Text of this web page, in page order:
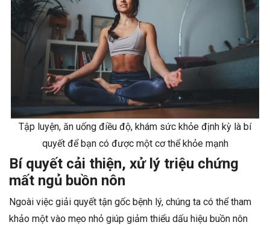
Tập luyện, ăn uống điều độ, khám sức khỏe định kỳ là bí
quyết để bạn có được một cơ thể khỏe mạnh
Bí quyết cải thiện, xử lý triệu chứng
mất ngủ buồn nôn
Ngoài việc giải quyết tận gốc bệnh lý, chúng ta có thể tham
khảo một vào mẹo nhỏ giúp giảm thiểu dấu hiệu buồn nôn